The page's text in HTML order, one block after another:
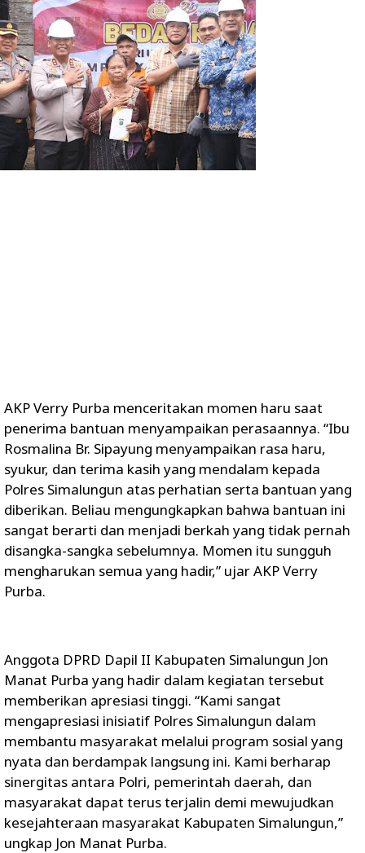
AKP Verry Purba menceritakan momen haru saat
penerima bantuan menyampaikan perasaannya. “Ibu
Rosmalina Br. Sipayung menyampaikan rasa haru,
syukur, dan terima kasih yang mendalam kepada
Polres Simalungun atas perhatian serta bantuan yang
diberikan. Beliau mengungkapkan bahwa bantuan ini
sangat berarti dan menjadi berkah yang tidak pernah
disangka-sangka sebelumnya. Momen itu sungguh
mengharukan semua yang hadir,” ujar AKP Verry
Purba.
Anggota DPRD Dapil II Kabupaten Simalungun Jon
Manat Purba yang hadir dalam kegiatan tersebut
memberikan apresiasi tinggi. “Kami sangat
mengapresiasi inisiatif Polres Simalungun dalam
membantu masyarakat melalui program sosial yang
nyata dan berdampak langsung ini. Kami berharap
sinergitas antara Polri, pemerintah daerah, dan
masyarakat dapat terus terjalin demi mewujudkan
kesejahteraan masyarakat Kabupaten Simalungun,”
ungkap Jon Manat Purba.